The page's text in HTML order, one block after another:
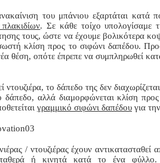
του μπάνιου εξαρτάται
. Σε κάθε τοίχο υπολογίσαμε
τους, ώστε να έχουμε βολικότερα
κλίση προς το σιφώνι δαπέδου.
θέση, οπότε έπρεπε να συμπληρωθεί
ντουζιέρα, το δάπεδο της δεν
αλλά διαμορφώνεται κλίση
γραμμικό σιφώνι δαπέδου για
/ ντουζιέρας έχουν αντικατασταθεί
ή κινητά κατά το ένα